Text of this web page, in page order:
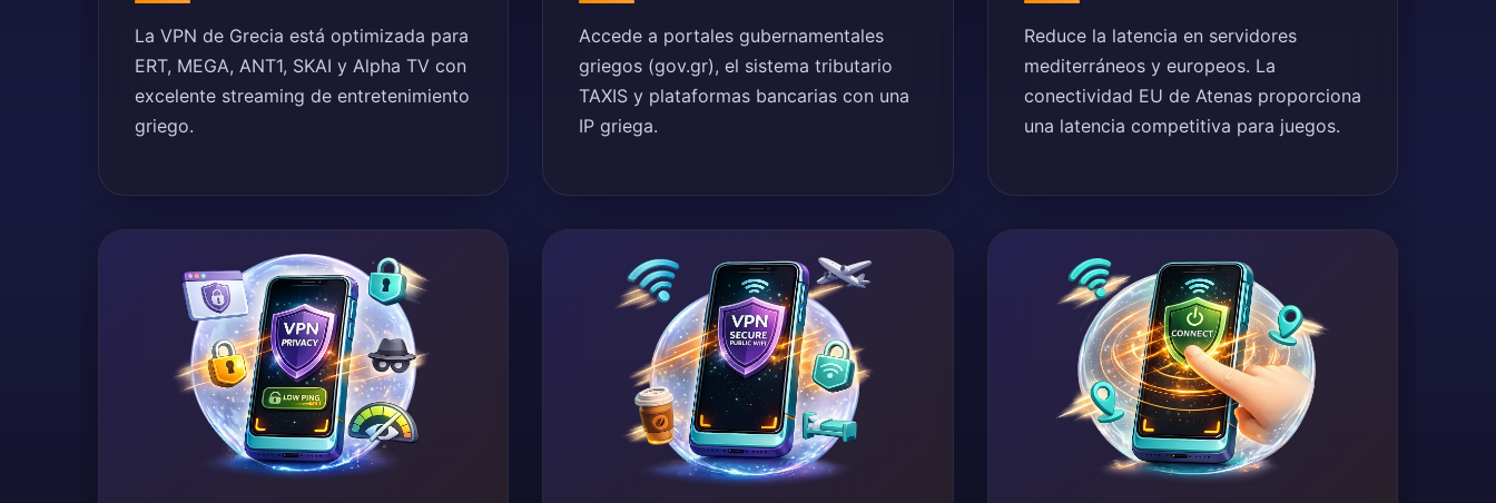
La VPN de Grecia está optimizada para
ERT, MEGA, ANT1, SKAI y Alpha TV con
excelente streaming de entretenimiento
griego.
Accede a portales gubernamentales
griegos (gov.gr), el sistema tributario
TAXIS y plataformas bancarias con una
IP griega.
Reduce la latencia en servidores
mediterráneos y europeos. La
conectividad EU de Atenas proporciona
una latencia competitiva para juegos.